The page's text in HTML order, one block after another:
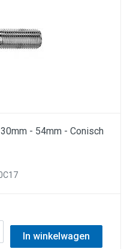
- 54mm - Conisch
In winkelwagen